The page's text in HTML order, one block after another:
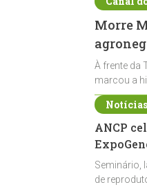
Morre
À frente da
marcou a
ANCP
Seminário,
de